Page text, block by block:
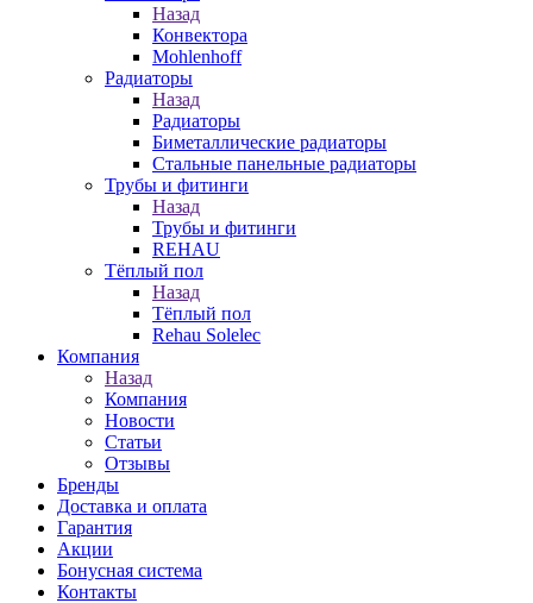
Назад
Конвектора
Mohlenhoff
Радиаторы
Назад
Радиаторы
Биметаллические радиаторы
Стальные панельные радиаторы
Трубы и фитинги
Назад
Трубы и фитинги
REHAU
Тёплый пол
Назад
Тёплый пол
Rehau Solelec
Компания
Назад
Компания
Новости
Статьи
Отзывы
Бренды
Доставка и оплата
Гарантия
Акции
Бонусная система
Контакты